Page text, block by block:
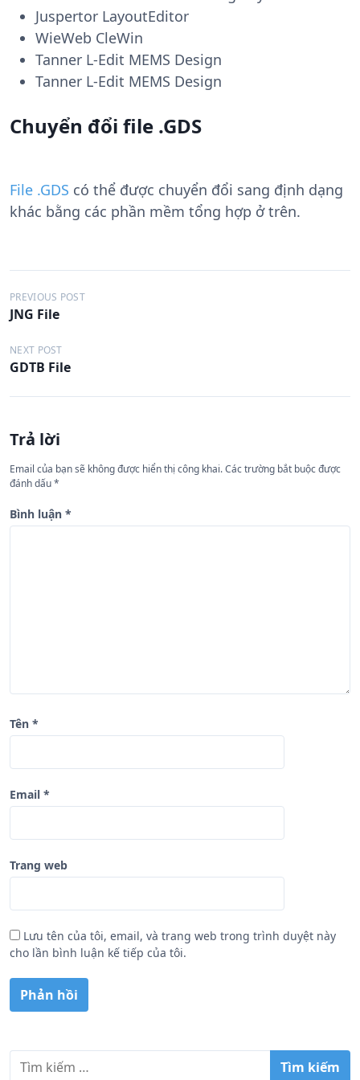
Juspertor LayoutEditor
WieWeb CleWin
Tanner L-Edit MEMS Design
Tanner L-Edit MEMS Design
Chuyển đổi file .GDS
File .GDS có thể được chuyển đổi sang định dạng
khác bằng các phần mềm tổng hợp ở trên.
Đ
i
ề
u
h
ớ
n
g
b
PREVIOUS POST
JNG File
NEXT POST
GDTB File
Trả lời
Email của bạn sẽ không được hiển thị công khai.Các trường bắt buộc được
đánh dấu*
Bình luận *
Tên *
Email *
Trang web
Lưu tên của tôi, email, và trang web trong trình duyệt này
cho lần bình luận kế tiếp của tôi.